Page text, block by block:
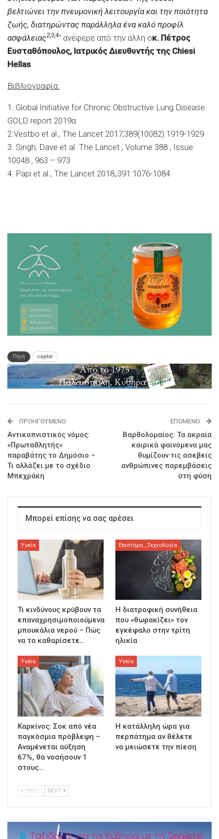
βελτιώνει την πνευμονική λειτουργία και την ποιότητα
ζωής, διατηρώντας παράλληλα ένα καλό προφίλ
ασφάλειας2,3,4” ανέφερε από την άλλη οκ. Πέτρος
Ευσταθόπουλος, Ιατρικός Διευθυντής της Chiesi
Hellas
Βιβλιογραφία:
1. Global Initiative for Chronic Obstructive Lung Disease.
GOLD report 2019α
2.Vestbo et al., The Lancet 2017;389(10082):1919-1929
3. Singh, Dave et al. The Lancet , Volume 388 , Issue
10048 , 963 – 973
4. Papi et al., The Lancet 2018,;391:1076-1084
Πηγή capital
ΠΡΟΗΓΟΎΜΕΝΟ
Αντικαπνιστικός νόμος:
«Πρωταθλητής»
παραβάτης το Δημόσιο –
Τι αλλάζει με το σχέδιο
Μπεχράκη
ΕΠΌΜΕΝΟ
Βαρθολομαίος: Τα ακραία
καιρικά φαινόμενα μας
θυμίζουν τις ασεβείς
ανθρώπινες παρεμβάσεις
στη φύση
Μπορεί επίσης να σας αρέσει
Υγεία
Τι κινδύνους κρύβουν τα
επαναχρησιμοποιούμενα
μπουκάλια νερού – Πώς
να τα καθαρίσετε…
Επιστήμη _Τεχνολογία
Η διατροφική συνήθεια
που «θωρακίζει» τον
εγκέφαλο στην τρίτη
ηλικία
Υγεία
Καρκίνος: Σοκ από νέα
παγκόσμια πρόβλεψη –
Αναμένεται αύξηση
67%, θα νοσήσουν 1
στους…
Υγεία
Η κατάλληλη ώρα για
περπάτημα αν θέλετε
να μειώσετε την πίεση
PREV NEXT